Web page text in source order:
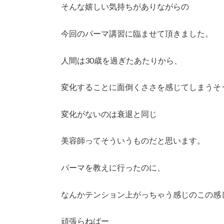
そんな嬉しい気持ちがありながらの
今回のパーマ講習に臨ませて頂きました。
人間は30歳を過ぎたあたりから、
変化することに面倒くささを感じてしまうそ
変化がないのは衰退と同じ
美容師ってそういうものだと思います。
パーマを教えに行ったのに、
なんかテンション上がっちゃう感じのこの感
頑張らねばー